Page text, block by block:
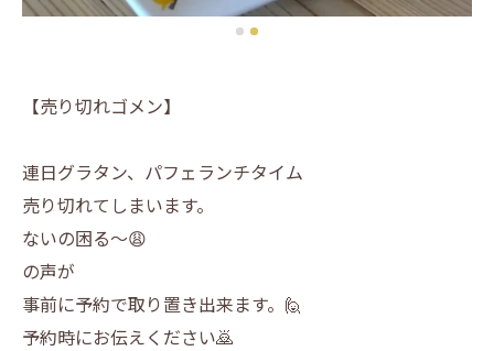
【売り切れゴメン】
連日グラタン、パフェランチタイム
売り切れてしまいます。
ないの困る～😩
の声が
事前に予約で取り置き出来ます。🙋
予約時にお伝えください🙇